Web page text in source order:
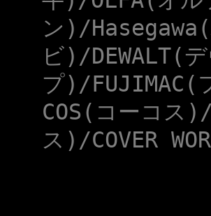
ン)/
ビ)/DEWALT(
プ)/FUJIMAC(
COS(コーコス
ス)/COVER